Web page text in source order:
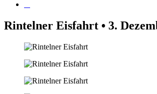
Rintelner Eisfahrt • 3.